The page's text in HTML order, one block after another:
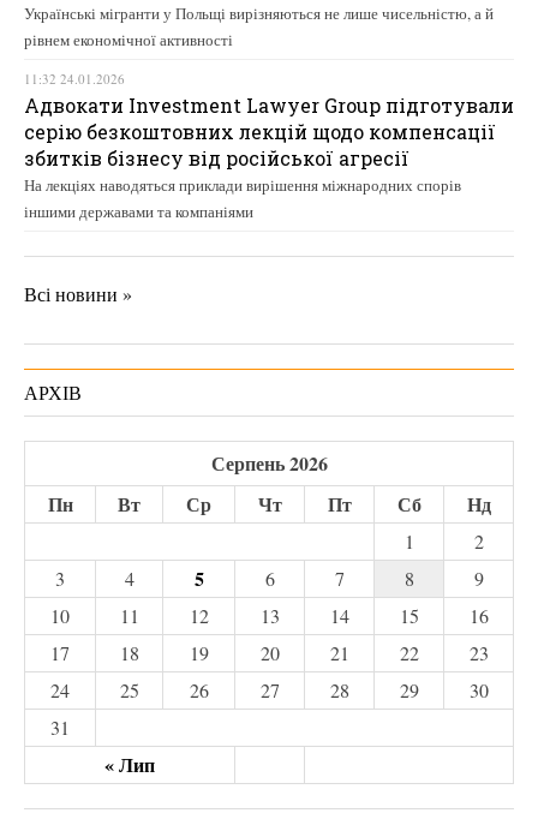
Українські мігранти у Польщі вирізняються не лише чисельністю, а й
рівнем економічної активності
11:32 24.01.2026
Адвокати Investment Lawyer Group підготували
серію безкоштовних лекцій щодо компенсації
збитків бізнесу від російської агресії
На лекціях наводяться приклади вирішення міжнародних спорів
іншими державами та компаніями
Всі новини »
АРХІВ
Серпень 2026
Пн
Вт Ср Чт Пт Сб Нд
« Лип
1
2
3
4 5 6 7 8
9
10
11 12 13 14 15
16
17
18 19 20 21 22
23
24
25 26 27 28 29
30
31